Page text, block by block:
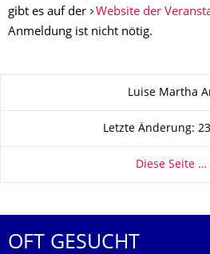
gibt es auf der
Website der
Anmeldung ist nicht nötig.
Luise Martha
Letzte Änderung:
Diese Seite …
OFT GESUCHT